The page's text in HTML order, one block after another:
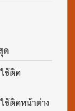
ด
ช้ติด
ช้ติดหน้าต่าง